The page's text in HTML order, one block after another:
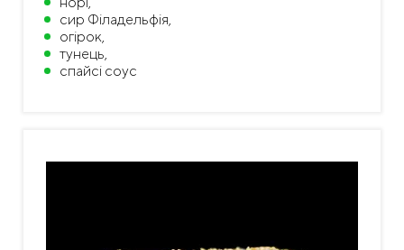
сир Філадельфія,
огірок,
тунець,
спайсі соус